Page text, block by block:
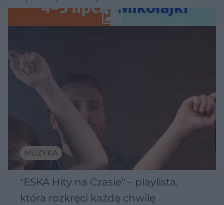
Wawelu
MUZYKA
"ESKA Hity na Czasie" – playlista,
która rozkręci każdą chwilę